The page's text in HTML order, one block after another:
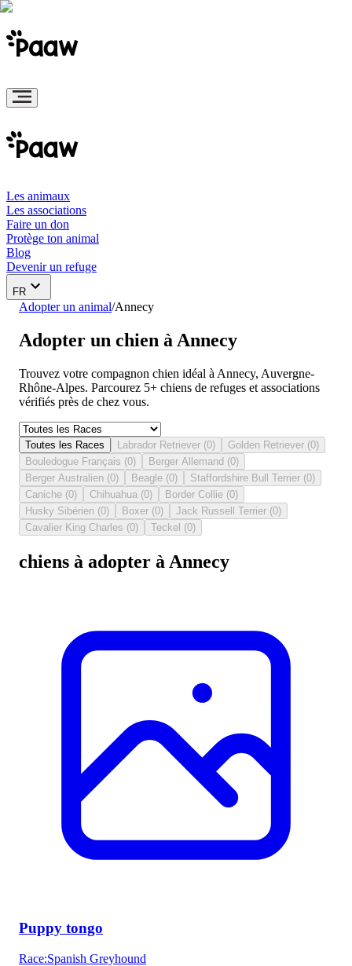
Les animaux
Les associations
Faire un don
Protège ton animal
Blog
Devenir un refuge
FR
Adopter un animal/Annecy
Adopter un chien à Annecy
Trouvez votre compagnon chien idéal à Annecy, Auvergne-
Rhône-Alpes. Parcourez 5+ chiens de refuges et associations
vérifiés près de chez vous.
Toutes les Races Labrador Retriever (0) Golden Retriever (0)
Bouledogue Français (0) Berger Allemand (0)
Berger Australien (0) Beagle (0) Staffordshire Bull Terrier (0)
Caniche (0) Chihuahua (0) Border Collie (0)
Husky Sibérien (0) Boxer (0) Jack Russell Terrier (0)
Cavalier King Charles (0) Teckel (0)
chiens à adopter à Annecy
Puppy tongo
Race:Spanish Greyhound